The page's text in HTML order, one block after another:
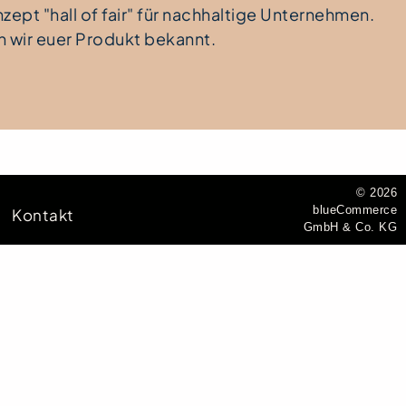
"hall of fair" für nachhaltige Unternehmen.
wir euer Produkt bekannt.
Kontakt
© 2026
blueCommerce
GmbH & Co. KG